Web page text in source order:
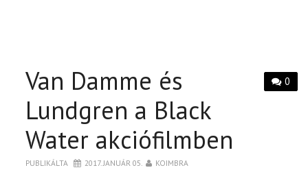
0
Van Damme és
Lundgren a Black
Water akciófilmben
PUBLIKÁLTA 2017. JANUÁR 05. KOIMBRA